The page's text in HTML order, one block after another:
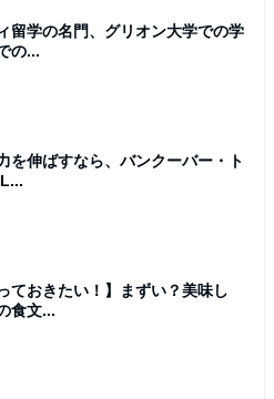
留学の名門、グリオン大学での学
の...
を伸ばすなら、バンクーバー・ト
ておきたい！】まずい？美味し
食文...